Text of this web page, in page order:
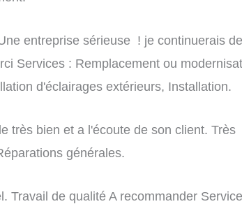
entreprise sérieuse ! je continuerais de
Services : Remplacement ou
d'éclairages extérieurs, Installation.
très bien et a l'écoute de son client. Très
générales.
Travail de qualité A recommander